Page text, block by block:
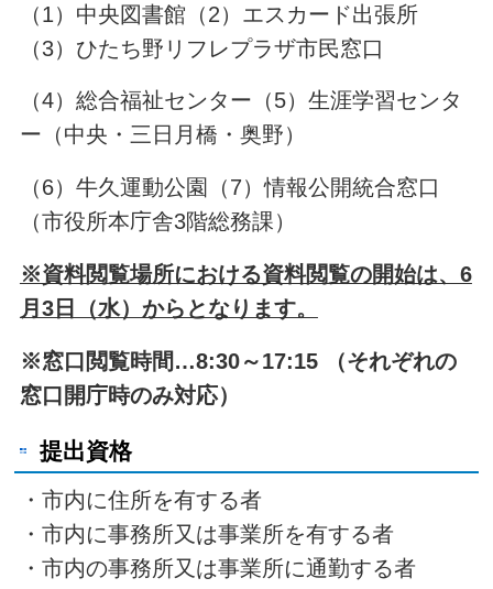
（1）中央図書館（2）エスカード出張所
（3）ひたち野リフレプラザ市民窓口
（4）総合福祉センター（5）生涯学習センタ
ー（中央・三日月橋・奥野）
（6）牛久運動公園（7）情報公開統合窓口
（市役所本庁舎3階総務課）
※資料閲覧場所における資料閲覧の開始は、6
月3日（水）からとなります。
※窓口閲覧時間…8:30～17:15 （それぞれの
窓口開庁時のみ対応）
提出資格
・市内に住所を有する者
・市内に事務所又は事業所を有する者
・市内の事務所又は事業所に通勤する者